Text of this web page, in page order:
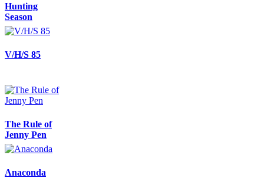
Hunting
Season
V/H/S 85
The Rule of
Jenny Pen
Anaconda